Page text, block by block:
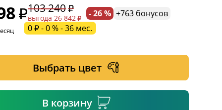
103 240
выгода 26 842 - 26 % +763 бонусов
0 ₽ - 0 % - 36 мес.
Выбрать цвет
В корзину
поле
поле